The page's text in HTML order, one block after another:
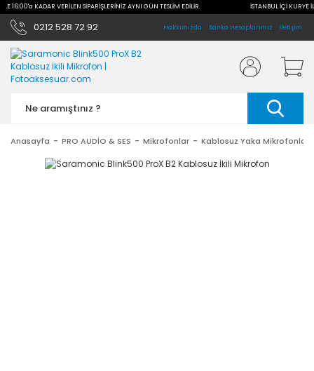
16:00'a KADAR VERİLEN SİPARİŞLERİNİZ AYNI GÜN TESLİM EDİLİR. İSTANBUL İÇİ KURYE
0212 528 72 92 Hakkımızda Banka Hesaplarımız İletişim
Anasayfa PRO AUDİO & SES Mikrofonlar Kablosuz Yaka Mikrofonları